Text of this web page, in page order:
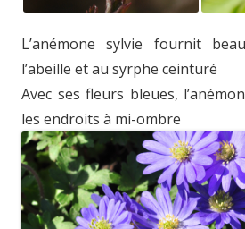
L’anémone sylvie fournit
l’abeille et au syrphe ceinturé
Avec ses fleurs bleues,
les endroits à mi-ombre